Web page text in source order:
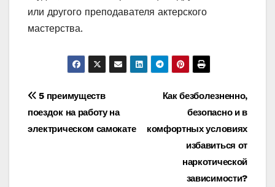
или другого преподавателя актерского
мастерства.
Навигация
по
Как безболезненно,
безопасно и в
комфортных условиях
избавиться от
наркотической
зависимости?
5 преимуществ
поездок на работу на
электрическом самокате